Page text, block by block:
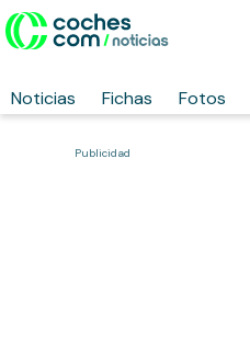
Noticias Fichas Fotos
Publicidad